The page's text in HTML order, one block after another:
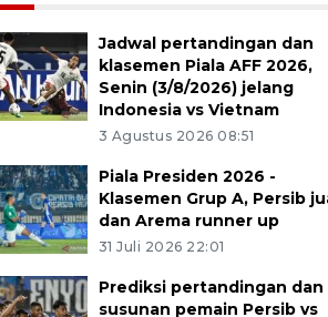
Jadwal pertandingan dan
klasemen Piala AFF 2026,
Senin (3/8/2026) jelang
Indonesia vs Vietnam
3 Agustus 2026 08:51
Piala Presiden 2026 -
Klasemen Grup A, Persib
dan Arema runner up
31 Juli 2026 22:01
Prediksi pertandingan dan
susunan pemain Persib vs